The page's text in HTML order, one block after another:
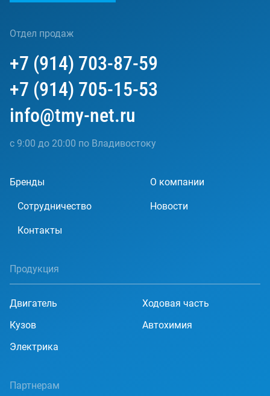
Бренды О компании
Сотрудничество Новости
Контакты
Отдел продаж
+7 (914) 703-87-59
+7 (914) 705-15-53
info@tmy-net.ru
с 9:00 до 20:00 по Владивостоку
Продукция
Двигатель
Ходовая часть
Кузов
Автохимия
Электрика
Партнерам